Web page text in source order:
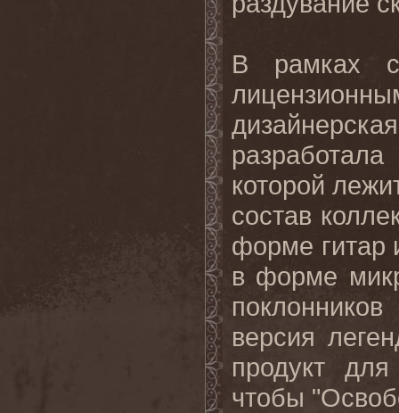
В рамках
которой
состав
форме гитар
в форме
версия
продукт
чтобы